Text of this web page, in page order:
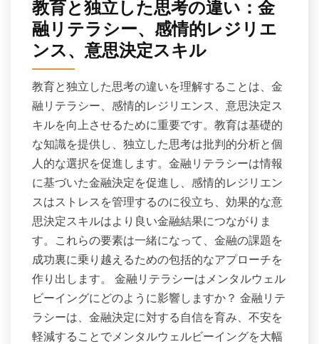
教育と独立した思考の違い：金
融リテラシー、感情的レジリエ
ンス、意思決定スキル
教育と独立した思考の違いを理解することは、金
融リテラシー、感情的レジリエンス、意思決定ス
キルを向上させるために重要です。教育は基礎的
な知識を提供し、独立した思考は批判的分析と個
人的な選択を促進します。金融リテラシーは情報
に基づいた金融決定を促進し、感情的レジリエン
スはストレスを管理するのに役立ち、効果的な意
思決定スキルはより良い金融結果につながりま
す。これらの要素は一緒になって、金融の課題を
成功裏に乗り越えるための包括的なアプローチを
作り出します。 金融リテラシーはメンタルウェル
ビーイングにどのように影響しますか？ 金融リテ
ラシーは、金融決定に対する自信を育み、不安を
軽減することでメンタルウェルビーイングを大幅